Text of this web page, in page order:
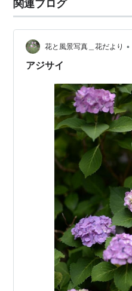
関連ブログ
花と風景写真＿花だより •
アジサイ